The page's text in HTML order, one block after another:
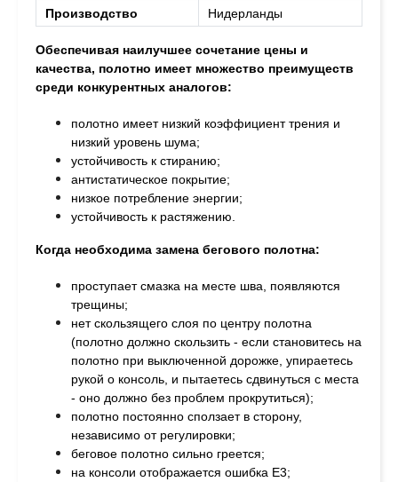
Производство
Нидерланды
Обеспечивая наилучшее сочетание цены и
качества, полотно имеет множество преимуществ
среди конкурентных аналогов:
полотно имеет низкий коэффициент трения и
низкий уровень шума;
устойчивость к стиранию;
антистатическое покрытие;
низкое потребление энергии;
устойчивость к растяжению.
Когда необходима замена бегового полотна:
проступает смазка на месте шва, появляются
трещины;
нет скользящего слоя по центру полотна
(полотно должно скользить - если становитесь на
полотно при выключенной дорожке, упираетесь
рукой о консоль, и пытаетесь сдвинуться с места
- оно должно без проблем прокрутиться);
полотно постоянно сползает в сторону,
независимо от регулировки;
беговое полотно сильно греется;
на консоли отображается ошибка Е3;